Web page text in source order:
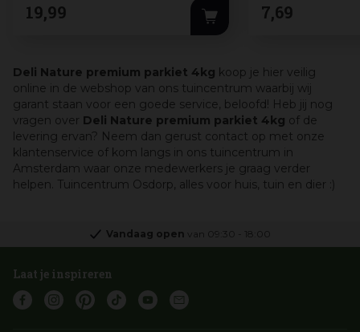
19,99 7,69
Deli Nature premium parkiet 4kg koop je hier veilig
online in de webshop van ons tuincentrum waarbij wij
garant staan voor een goede service, beloofd! Heb jij nog
vragen over Deli Nature premium parkiet 4kg of de
levering ervan? Neem dan gerust contact op met onze
klantenservice of kom langs in ons tuincentrum in
Amsterdam waar onze medewerkers je graag verder
helpen. Tuincentrum Osdorp, alles voor huis, tuin en dier :)
Vandaag open van 09:30 18:00
Laat je inspireren